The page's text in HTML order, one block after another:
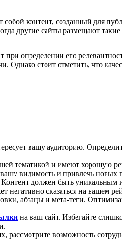
контент, созданный для
другие сайты размещают
определении его
Однако стоит отметить, что
вашу аудиторию.
тематикой и имеют хорошую
видимость и привлечь новых
должен быть уникальным
негативно сказаться на вашем
абзацы и мета-теги.
на ваш сайт. Избегайте
рассмотрите возможность